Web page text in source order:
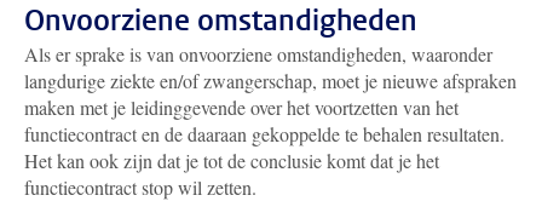
Onvoorziene omstandigheden
Als er sprake is van onvoorziene omstandigheden, waaronder
langdurige ziekte en/of zwangerschap, moet je nieuwe afspraken
maken met je leidinggevende over het voortzetten van het
functiecontract en de daaraan gekoppelde te behalen resultaten.
Het kan ook zijn dat je tot de conclusie komt dat je het
functiecontract stop wil zetten.